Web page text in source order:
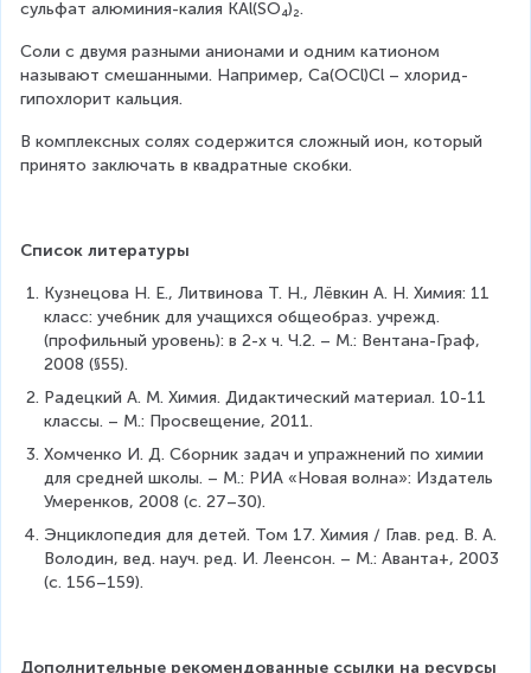
сульфат алюминия-калия KAl(SO₄)₂.
Соли с двумя разными анионами и одним катионом
называют смешанными. Например, Са(OCl)Cl – хлорид-
гипохлорит кальция.
В комплексных солях содержится сложный ион, который
принято заключать в квадратные скобки.
Список литературы
Кузнецова Н. Е., Литвинова Т. Н., Лёвкин А. Н. Химия: 11
класс: учебник для учащихся общеобраз. учрежд.
(профильный уровень): в 2-х ч. Ч.2. – М.: Вентана-Граф,
2008 (§55).
Радецкий А. М. Химия. Дидактический материал. 10-11
классы. – М.: Просвещение, 2011.
Хомченко И. Д. Сборник задач и упражнений по химии
для средней школы. – М.: РИА «Новая волна»: Издатель
Умеренков, 2008 (с. 27–30).
Энциклопедия для детей. Том 17. Химия / Глав. ред. В. А.
Володин, вед. науч. ред. И. Леенсон. – М.: Аванта+, 2003
(с. 156–159).
Дополнительные рекомендованные ссылки на ресурсы